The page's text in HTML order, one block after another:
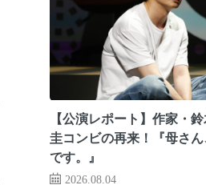
【公演レポート】作家・
圭コンビの再来！『母さ
です。』
2026.08.04